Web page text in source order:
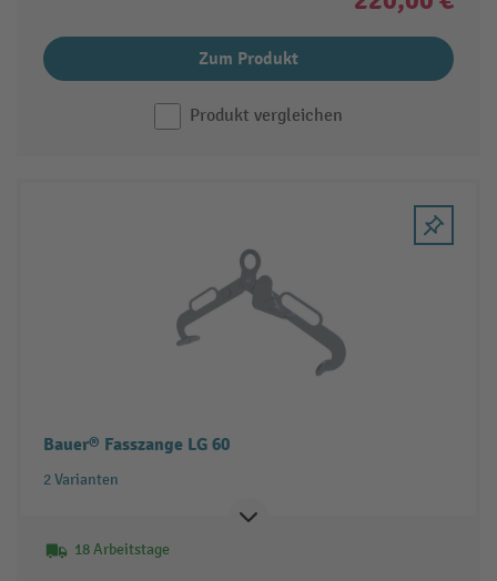
Zum Produkt
Produkt vergleichen
Bauer® Fasszange LG 60
2 Varianten
18 Arbeitstage